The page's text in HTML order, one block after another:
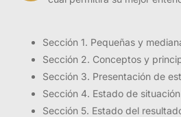
Sección 1. Pequeñas y
Sección 2. Conceptos y
Sección 3. Presentación de
Sección 4. Estado de
Sección 5. Estado del